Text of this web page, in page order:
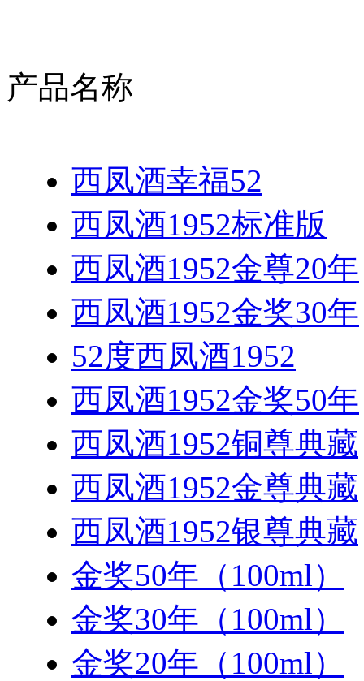
产品名称
西凤酒幸福52
西凤酒1952标准版
西凤酒1952金尊20年
西凤酒1952金奖30年
52度西凤酒1952
西凤酒1952金奖50年
西凤酒1952铜尊典藏
西凤酒1952金尊典藏
西凤酒1952银尊典藏
金奖50年（100ml）
金奖30年（100ml）
金奖20年（100ml）